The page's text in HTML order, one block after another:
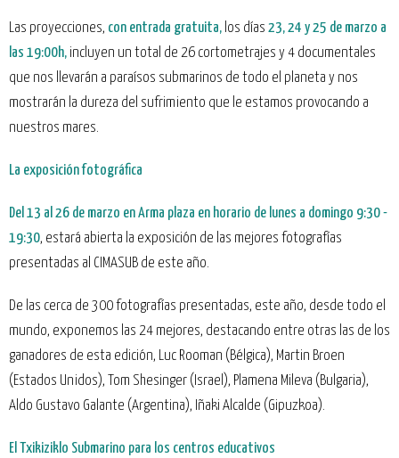
Las proyecciones, con entrada gratuita, los días 23, 24 y 25 de marzo a
las 19:00h, incluyen un total de 26 cortometrajes y 4 documentales
que nos llevarán a paraísos submarinos de todo el planeta y nos
mostrarán la dureza del sufrimiento que le estamos provocando a
nuestros mares.
La exposición fotográfica
Del 13 al 26 de marzo en Arma plaza en horario de lunes a domingo 9:30 -
19:30, estará abierta la exposición de las mejores fotografías
presentadas al CIMASUB de este año.
De las cerca de 300 fotografías presentadas, este año, desde todo el
mundo, exponemos las 24 mejores, destacando entre otras las de los
ganadores de esta edición, Luc Rooman (Bélgica), Martin Broen
(Estados Unidos), Tom Shesinger (Israel), Plamena Mileva (Bulgaria),
Aldo Gustavo Galante (Argentina), Iñaki Alcalde (Gipuzkoa).
El Txikiziklo Submarino para los centros educativos